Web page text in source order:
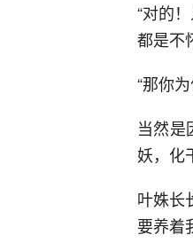
“对的
都是不
“那你
当然是
妖，化
叶姝长
要养着